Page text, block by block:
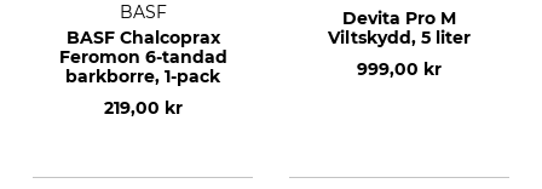
BASF
BASF Chalcoprax
Feromon 6-tandad
barkborre, 1-pack
219,00 kr
Devita Pro M
Viltskydd, 5 liter
999,00 kr